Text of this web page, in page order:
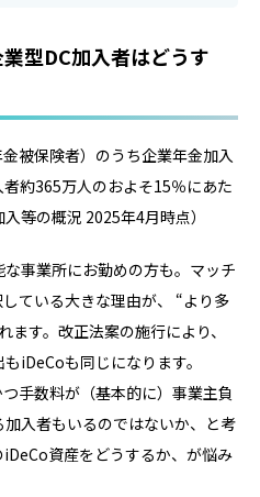
型DC加入者はどうす
被保険者）のうち企業年金加入
約365万人のおよそ15％にあた
等の概況 2025年4月時点）
事業所にお勤めの方も。マッチ
ている大きな理由が、 “より多
ます。改正法案の施行により、
iDeCoも同じになります。
手数料が（基本的に）事業主負
入者もいるのではないか、と考
資産をどうするか、が悩み